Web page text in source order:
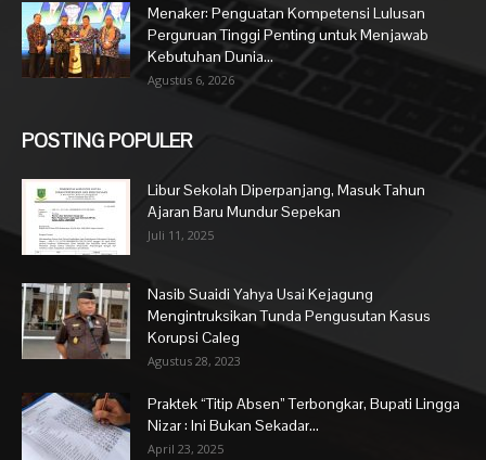
Menaker: Penguatan Kompetensi Lulusan
Perguruan Tinggi Penting untuk Menjawab
Kebutuhan Dunia...
Agustus 6, 2026
POSTING POPULER
Libur Sekolah Diperpanjang, Masuk Tahun
Ajaran Baru Mundur Sepekan
Juli 11, 2025
Nasib Suaidi Yahya Usai Kejagung
Mengintruksikan Tunda Pengusutan Kasus
Korupsi Caleg
Agustus 28, 2023
Praktek “Titip Absen” Terbongkar, Bupati Lingga
Nizar : Ini Bukan Sekadar...
April 23, 2025